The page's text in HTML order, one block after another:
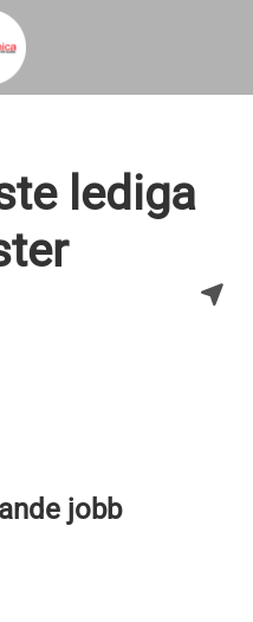
lediga
jobb